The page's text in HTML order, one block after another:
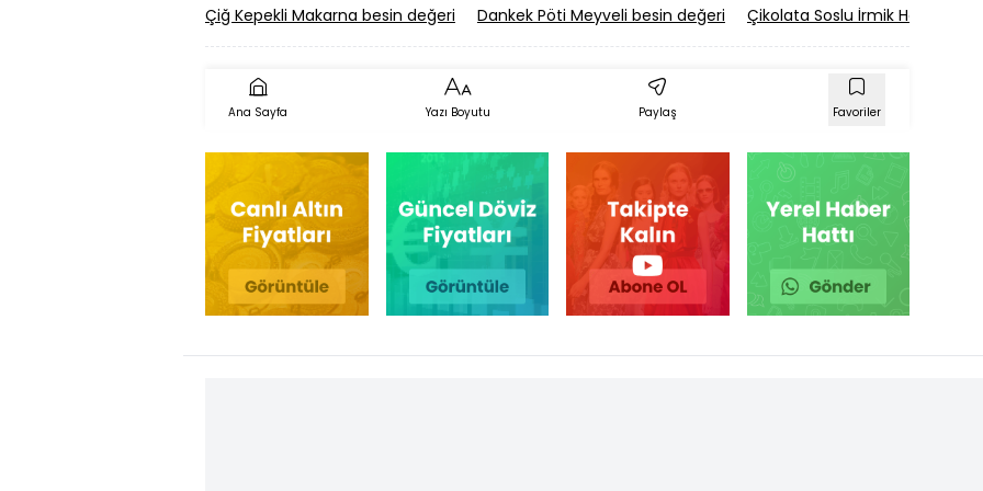
Çiğ Kepekli Makarna besin değeri Dankek Pöti Meyveli besin değeri Çikolata Soslu İrmik Helvası
Ana Sayfa Yazı Boyutu Paylaş Favoriler